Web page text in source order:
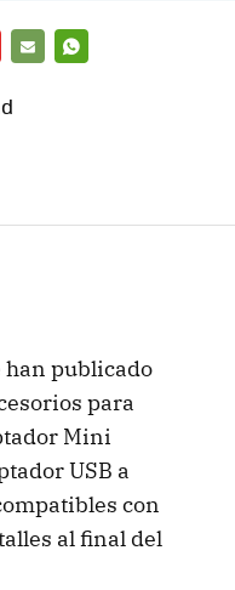
MAIL
han publicado
para
Mini
USB a
con
al final del